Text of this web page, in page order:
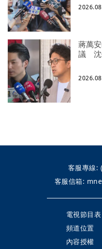
蔣萬
議 沈
客服專線:
客服信箱:
電視節目表
頻道位置
內容授權